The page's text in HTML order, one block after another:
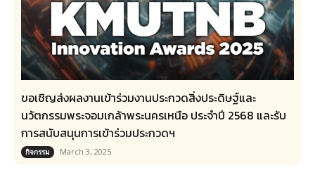
ขอเชิญส่งผลงานเข้าร่วมงานประกวดสิ่งประดิษฐ์และ
นวัตกรรมพระจอมเกล้าพระนครเหนือ ประจำปี 2568 และรับ
การสนับสนุนการเข้าร่วมประกวดฯ
กิจกรรม March 3, 2025